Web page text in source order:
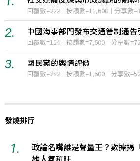
12小時聲量=2,278
2. 日本防衛省2027年度預
12小時聲量=800
3. 烏克蘭與俄羅斯之間的
12小時聲量=304
發燒排行
1.
政論名嘴誰是聲量王？數據揭
雄人氣超旺